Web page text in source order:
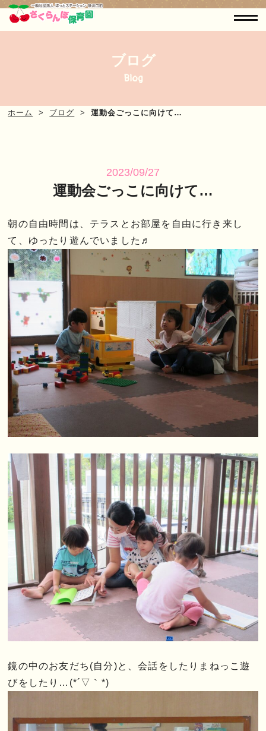
ブログ
Blog
ホーム ブログ 運動会ごっこに向けて…
2023/09/27
運動会ごっこに向けて…
朝の自由時間は、テラスとお部屋を自由に行き来し
て、ゆったり遊んでいました♬
鏡の中のお友だち(自分)と、会話をしたりまねっこ遊
びをしたり…(*´▽｀*)